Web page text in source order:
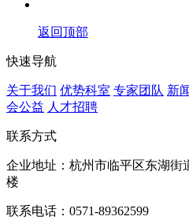
返回顶部
快速导航
关于我们 优势科室 专家团队 新
会公益 人才招聘
联系方式
企业地址：杭州市临平区东湖街
楼
联系电话：0571-89362599